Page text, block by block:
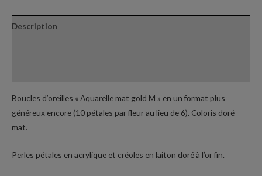
Description
Boucles d’oreilles « Aquarelle mat gold M » en un format plus
généreux encore (10 pétales par fleur au lieu de 6). Coloris doré
mat.
Perles pétales en acrylique et créoles en laiton doré à l’or fin.